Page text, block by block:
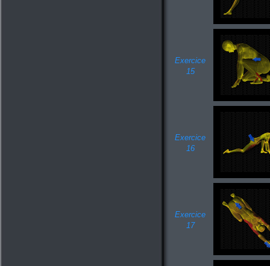
Exercice
15
Exercice
16
Exercice
17